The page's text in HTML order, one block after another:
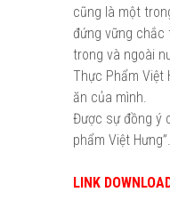
cũng là một
đứng vững chắc
trong và ngoài
Thực Phẩm Việt
ăn của mình.
Được sự đồng ý
phẩm Việt Hưng”.
LINK